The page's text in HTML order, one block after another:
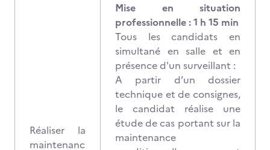
Réaliser la
maintenanc
Mise en situation
professionnelle : 1 h 15 min
Tous les candidats en
simultané en salle et en
présence d'un surveillant :
A partir d’un dossier
technique et de consignes,
le candidat réalise une
étude de cas portant sur la
maintenance